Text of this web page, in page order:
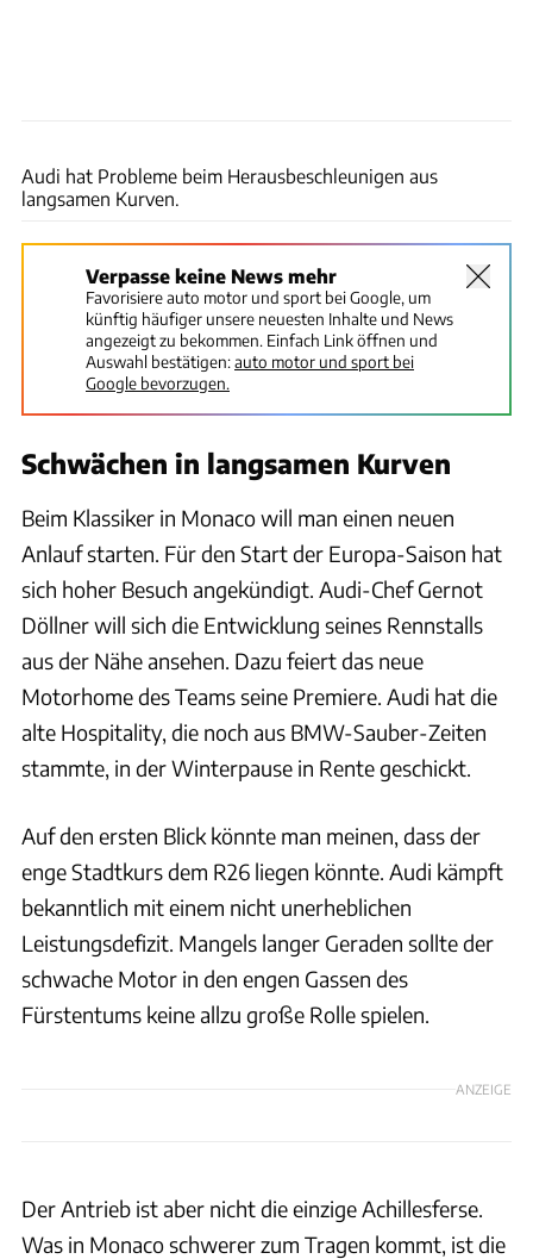
Audi hat Probleme beim Herausbeschleunigen aus
langsamen Kurven.
Verpasse keine News mehr
Favorisiere auto motor und sport bei Google, um
künftig häufiger unsere neuesten Inhalte und News
angezeigt zu bekommen. Einfach Link öffnen und
Auswahl bestätigen:auto motor und sport bei
Google bevorzugen.
Schwächen in langsamen Kurven
Beim Klassiker in Monaco will man einen neuen
Anlauf starten. Für den Start der Europa-Saison hat
sich hoher Besuch angekündigt. Audi-Chef Gernot
Döllner will sich die Entwicklung seines Rennstalls
aus der Nähe ansehen. Dazu feiert das neue
Motorhome des Teams seine Premiere. Audi hat die
alte Hospitality, die noch aus BMW-Sauber-Zeiten
stammte, in der Winterpause in Rente geschickt.
Auf den ersten Blick könnte man meinen, dass der
enge Stadtkurs dem R26 liegen könnte. Audi kämpft
bekanntlich mit einem nicht unerheblichen
Leistungsdefizit. Mangels langer Geraden sollte der
schwache Motor in den engen Gassen des
Fürstentums keine allzu große Rolle spielen.
ANZEIGE
Der Antrieb ist aber nicht die einzige Achillesferse.
Was in Monaco schwerer zum Tragen kommt, ist die